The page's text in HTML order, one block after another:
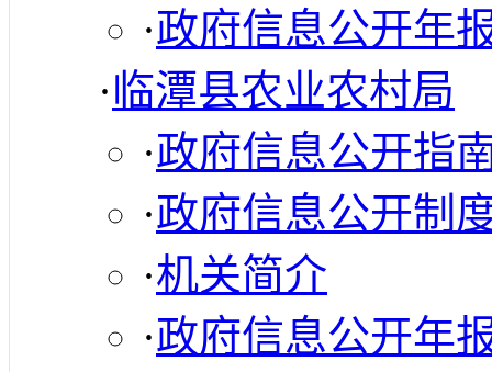
·政府信息公开年
·临潭县农业农村局
·政府信息公开指
·政府信息公开制
·机关简介
·政府信息公开年